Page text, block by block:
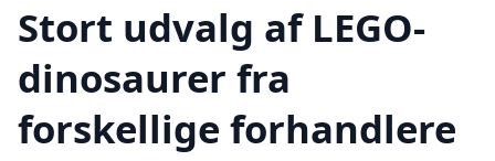
Stort udvalg af LEGO-
dinosaurer fra
forskellige forhandlere